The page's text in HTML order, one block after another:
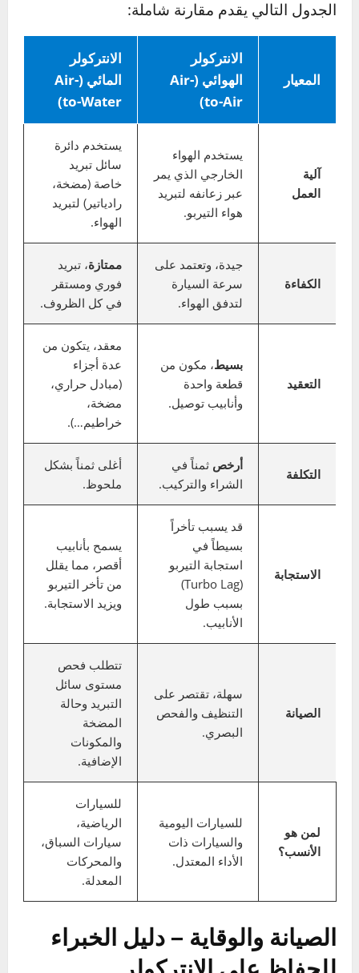
الناتج عن عطل الانتركولر يؤدي إلى زيادة كبيرة في
في اجتياز الفحوصات البيئية.
أنواع الانتركولر – مقارنة تفصيلية
لمساعدتك على الاختيار
إذا كان الاستبدال ضرورياً، فمن المهم أن تعرف
الفرق بين الأنواع الرئيسية لاتخاذ القرار الصحيح.
الجدول التالي يقدم مقارنة شاملة:
الانتركولر
to-Air)
الانتركولر
to-Water)
يستخدم الهواء
عبر زعانفه لتبريد
هواء التيربو.
يستخدم دائرة
سائل تبريد
خاصة (مضخة،
رادياتير) لتبريد
الهواء.
جيدة، وتعتمد على
سرعة السيارة
لتدفق الهواء.
فوري ومستقر
في كل الظروف.
، مكون من
معقد، يتكون من
مضخة،
خراطيم…).
أرخصثمناً في
أغلى ثمناً بشكل
ملحوظ.
الاستجابة
بسيطاً في
استجابة التيربو
(Turbo Lag)
الأنابيب.
يسمح بأنابيب
أقصر، مما يقلل
من تأخر التيربو
ويزيد الاستجابة.
تتطلب فحص